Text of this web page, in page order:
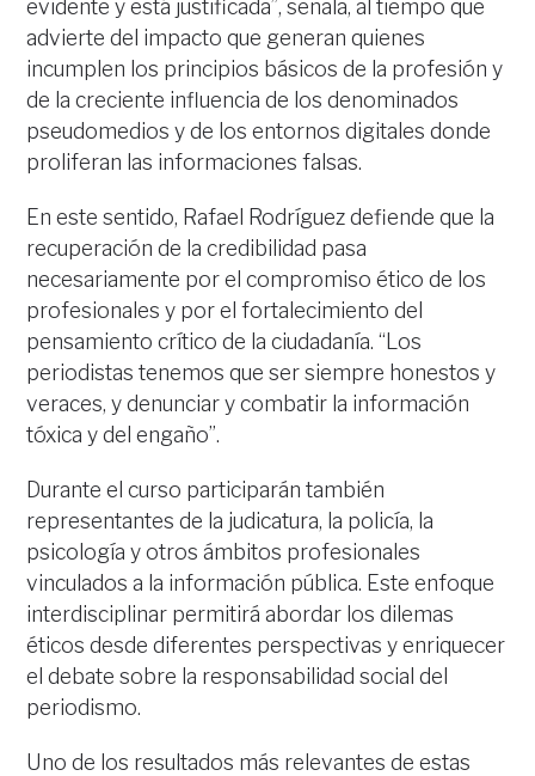
evidente y está justificada”, señala, al tiempo que
advierte del impacto que generan quienes
incumplen los principios básicos de la profesión y
de la creciente influencia de los denominados
pseudomedios y de los entornos digitales donde
proliferan las informaciones falsas.
En este sentido, Rafael Rodríguez defiende que la
recuperación de la credibilidad pasa
necesariamente por el compromiso ético de los
profesionales y por el fortalecimiento del
pensamiento crítico de la ciudadanía. “Los
periodistas tenemos que ser siempre honestos y
veraces, y denunciar y combatir la información
tóxica y del engaño”.
Durante el curso participarán también
representantes de la judicatura, la policía, la
psicología y otros ámbitos profesionales
vinculados a la información pública. Este enfoque
interdisciplinar permitirá abordar los dilemas
éticos desde diferentes perspectivas y enriquecer
el debate sobre la responsabilidad social del
periodismo.
Uno de los resultados más relevantes de estas